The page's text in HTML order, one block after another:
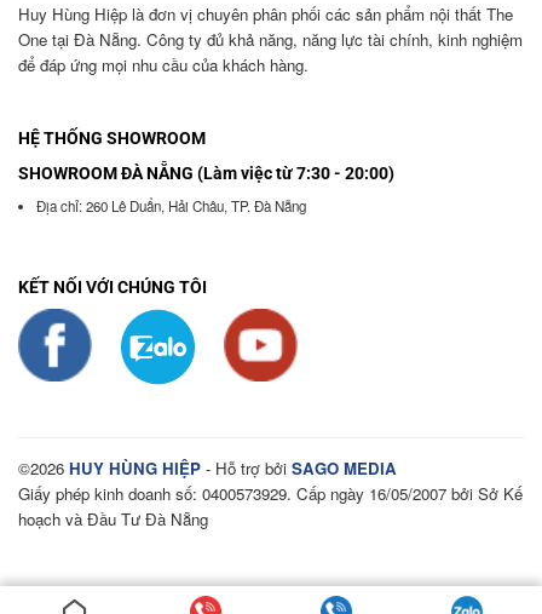
Huy Hùng Hiệp là đơn vị chuyên phân phối các sản phẩm nội thất The
One tại Đà Nẵng. Công ty đủ khả năng, năng lực tài chính, kinh nghiệm
để đáp ứng mọi nhu cầu của khách hàng.
HỆ THỐNG SHOWROOM
SHOWROOM ĐÀ NẴNG (Làm việc từ 7:30 - 20:00)
Địa chỉ: 260 Lê Duẩn, Hải Châu, TP. Đà Nẵng
KẾT NỐI VỚI CHÚNG TÔI
©2026 HUY HÙNG HIỆP - Hỗ trợ bởi SAGO MEDIA
Giấy phép kinh doanh số: 0400573929. Cấp ngày 16/05/2007 bởi Sở Kế
hoạch và Đầu Tư Đà Nẵng